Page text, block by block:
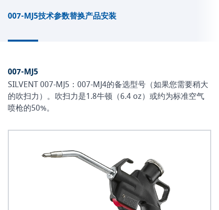
007-MJ5技术参数替换产品安装
007-MJ5
SILVENT 007-MJ5：007-MJ4的备选型号（如果您需要稍大
的吹扫力）。吹扫力是1.8牛顿（6.4 oz）或约为标准空气
喷枪的50%。